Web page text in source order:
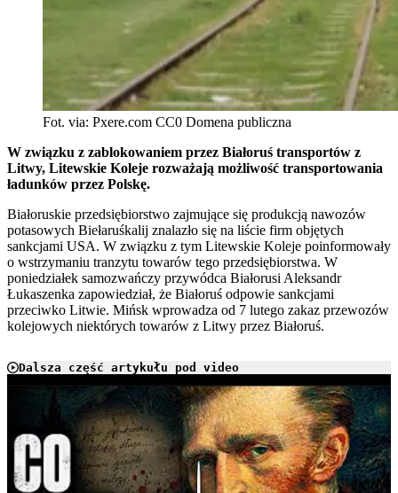
Fot. via: Pxere.com CC0 Domena publiczna
W związku z zablokowaniem przez Białoruś transportów z
Litwy, Litewskie Koleje rozważają możliwość transportowania
ładunków przez Polskę.
Białoruskie przedsiębiorstwo zajmujące się produkcją nawozów
potasowych Biełaruśkalij znalazło się na liście firm objętych
sankcjami USA. W związku z tym Litewskie Koleje poinformowały
o wstrzymaniu tranzytu towarów tego przedsiębiorstwa. W
poniedziałek samozwańczy przywódca Białorusi Aleksandr
Łukaszenka zapowiedział, że Białoruś odpowie sankcjami
przeciwko Litwie. Mińsk wprowadza od 7 lutego zakaz przewozów
kolejowych niektórych towarów z Litwy przez Białoruś.
Dalsza część artykułu pod video